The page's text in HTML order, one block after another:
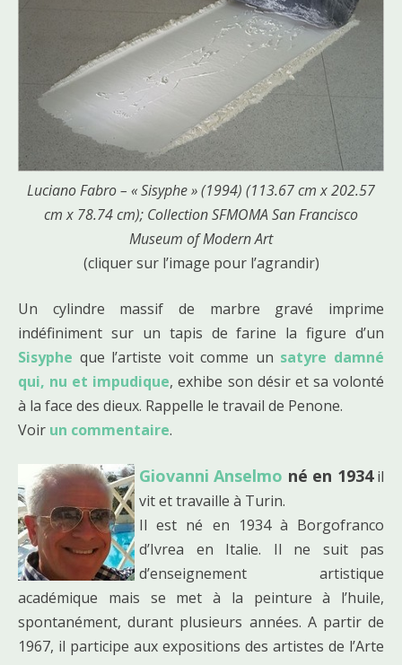
Luciano Fabro – « Sisyphe » (1994) (113.67 cm x 202.57
cm x 78.74 cm); Collection SFMOMA San Francisco
Museum of Modern Art
(cliquer sur l’image pour l’agrandir)
Un cylindre massif de marbre gravé imprime
indéfiniment sur un tapis de farine la figure d’un
Sisyphe que l’artiste voit comme un satyre damné
qui, nu et impudique, exhibe son désir et sa volonté
à la face des dieux. Rappelle le travail de Penone.
Voir un commentaire.
Giovanni Anselmo né en 1934il
vit et travaille à Turin.
Il est né en 1934 à Borgofranco
d’Ivrea en Italie. Il ne suit pas
d’enseignement artistique
académique mais se met à la peinture à l’huile,
spontanément, durant plusieurs années. A partir de
1967, il participe aux expositions des artistes de l’Arte